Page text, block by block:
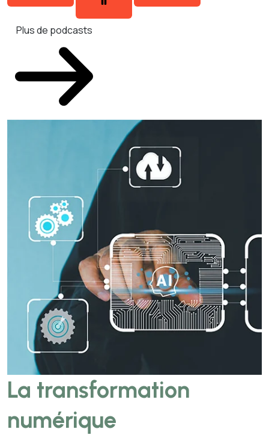
Plus de podcasts
La transformation
numérique